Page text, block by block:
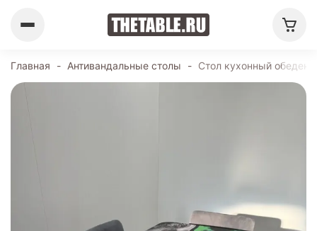
Главная - Антивандальные столы - Стол кухонный